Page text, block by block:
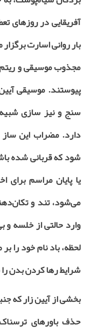
آفریقایی در روزهای
بار روانی اسارت
مجذوب موسیقی و
پیوستند. موسیقی
سنج و نیز سازی
دارد. مضراب این
شود که قربانی شده
یا پایان مراسم برای
می‌شود، تند و
وارد حالتی از خلسه
لحظه، باد نام خود را بر
شرایط رها کردن بدن
بخشی از آیین زار که
حذف باورهای